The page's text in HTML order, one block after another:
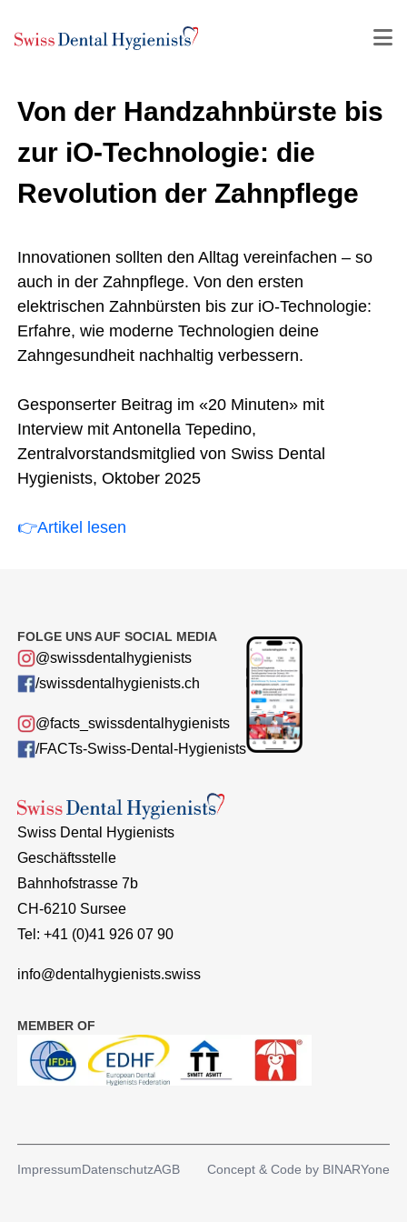
Von der Handzahnbürste bis
zur iO-Technologie: die
Revolution der Zahnpflege
Innovationen sollten den Alltag vereinfachen – so
auch in der Zahnpflege. Von den ersten
elektrischen Zahnbürsten bis zur iO-Technologie:
Erfahre, wie moderne Technologien deine
Zahngesundheit nachhaltig verbessern.
Gesponserter Beitrag im «20 Minuten» mit
Interview mit Antonella Tepedino,
Zentralvorstandsmitglied von Swiss Dental
Hygienists, Oktober 2025
👉Artikel lesen
Swiss Dental Hygienists
Geschäftsstelle
Bahnhofstrasse 7b
CH-6210 Sursee
Tel: +41 (0)41 926 07 90
info@dentalhygienists.swiss
FOLGE UNS AUF SOCIAL MEDIA
@swissdentalhygienists
/swissdentalhygienists.ch
@facts_swissdentalhygienists
/FACTs-Swiss-Dental-Hygienists
MEMBER OF
ImpressumDatenschutzAGB Concept & Code by BINARYone